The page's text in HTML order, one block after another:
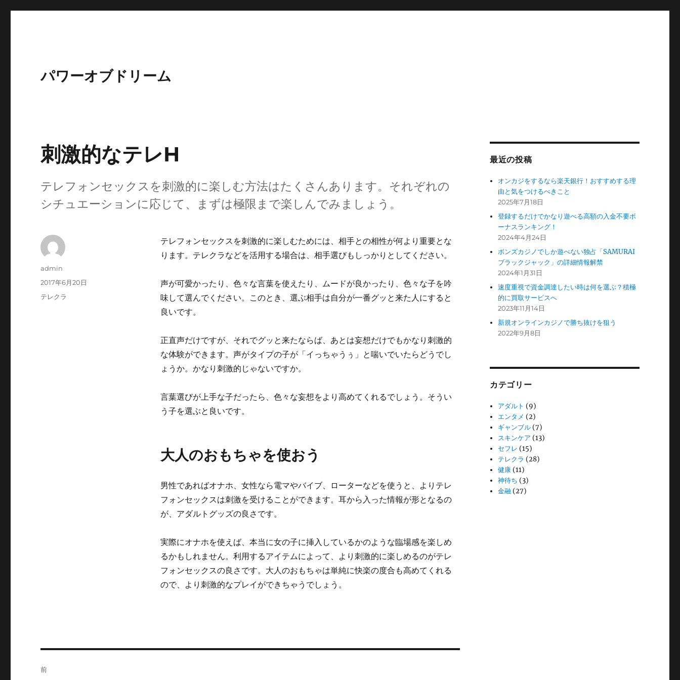
パワーオブドリーム
刺激的なテレH
テレフォンセックスを刺激的に楽しむ方法はたくさんあります。それぞれの
シチュエーションに応じて、まずは極限まで楽しんでみましょう。
テレフォンセックスを刺激的に楽しむためには、相手との相性が何より重要とな
ります。テレクラなどを活用する場合は、相手選びもしっかりとしてください。
声が可愛かったり、色々な言葉を使えたり、ムードが良かったり、色々な子を吟
味して選んでください。このとき、選ぶ相手は自分が一番グッと来た人にすると
良いです。
正直声だけですが、それでグッと来たならば、あとは妄想だけでもかなり刺激的
な体験ができます。声がタイプの子が「イっちゃうぅ」と喘いでいたらどうでし
ょうか。かなり刺激的じゃないですか。
言葉選びが上手な子だったら、色々な妄想をより高めてくれるでしょう。そうい
う子を選ぶと良いです。
大人のおもちゃを使おう
男性であればオナホ、女性なら電マやバイブ、ローターなどを使うと、よりテレ
フォンセックスは刺激を受けることができます。耳から入った情報が形となるの
が、アダルトグッズの良さです。
実際にオナホを使えば、本当に女の子に挿入しているかのような臨場感を楽しめ
るかもしれません。利用するアイテムによって、より刺激的に楽しめるのがテレ
フォンセックスの良さです。大人のおもちゃは単純に快楽の度合も高めてくれる
ので、より刺激的なプレイができちゃうでしょう。
投
admin
投
2017年6月20日
カ
テレクラ
前
最近の投稿
オンカジをするなら楽天銀行！おすすめする理
由と気をつけるべきこと
2025年7月18日
登録するだけでかなり遊べる高額の入金不要ボ
ーナスランキング！
2024年4月24日
ボンズカジノでしか遊べない独占「SAMURAI
ブラックジャック」の詳細情報解禁
2024年1月31日
速度重視で資金調達したい時は何を選ぶ？積極
的に買取サービスへ
2023年11月14日
新規オンラインカジノで勝ち抜けを狙う
2022年9月8日
カテゴリー
アダルト (9)
エンタメ (2)
ギャンブル (7)
スキンケア (13)
セフレ (15)
テレクラ (28)
健康 (11)
神待ち (3)
金融 (27)